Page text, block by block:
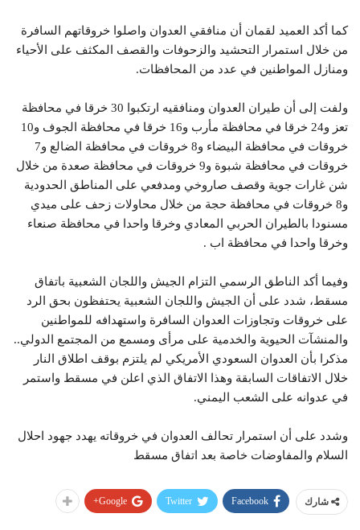
كما أكد العميد لقمان أن منافقي العدوان واصلوا خروقاتهم السافرة
من خلال استمرار التحشيد والزحوفات والقصف المكثف على الأحياء
ومنازل المواطنين في عدد من المحافظات.
ولفت إلى أن طيران العدوان ومنافقيه ارتكبوا 30 خرقا في محافظة
تعز و24 خرقا في محافظة مأرب و16 خرقا في محافظة الجوف و10
خروقات في محافظة البيضاء و8 خروقات في محافظة الضالع و7
خروقات في محافظة شبوة و9 خروقات في محافظة صعدة من خلال
شن غارات جوية وقصف صاروخي ومدفعي على المناطق الحدودية
و8 خروقات في محافظة حجة من خلال محاولات زحف على ميدي
مسنودا بالطيران الحربي المعادي وخرقا واحدا في محافظة صنعاء
وخرقا واحدا في محافظة اب .
وفيما أكد الناطق الرسمي التزام الجيش واللجان الشعبية باتفاق
مسقط، شدد على أن الجيش واللجان الشعبية يحتفظون بحق الرد
على خروقات وتجاوزات العدوان السافرة واستهدافه للمواطنين
والمنشآت الحيوية والخدمية على مرأى ومسمع من المجتمع الدولي..
مذكرا بأن العدوان السعودي الأمريكي لم يلتزم بوقف اطلاق النار
خلال الاتفاقات السابقة وهذا الاتفاق الذي اعلن في مسقط واستمر
في عدوانه على الشعب اليمني.
وشدد على أن استمرار تحالف العدوان في خروقاته يهدد جهود احلال
السلام والمفاوضات خاصة بعد اتفاق مسقط
شارك Facebook
Twitter
Google+